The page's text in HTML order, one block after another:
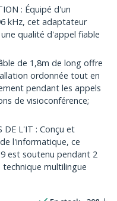
: Équipé d'un
kHz, cet adaptateur
qualité d'appel fiable
de 1,8m de long offre
ordonnée tout en
pendant les appels
de visioconférence;
DE L'IT : Conçu et
l'informatique, ce
est soutenu pendant 2
multilingue